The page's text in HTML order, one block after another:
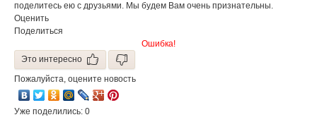
поделитесь ею с друзьями. Мы будем Вам очень признательны.
Оценить
Поделиться
Ошибка!
Это интересно
Пожалуйста, оцените новость
Уже поделились: 0